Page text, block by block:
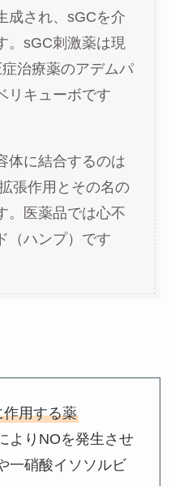
成され、sGCを介
。sGC刺激薬は現
治療薬のアデムパ
リキューボです
体に結合するのは
張作用とその名の
。医薬品では心不
（ハンプ）です
用する薬
よりNOを発生させ
一硝酸イソソルビ